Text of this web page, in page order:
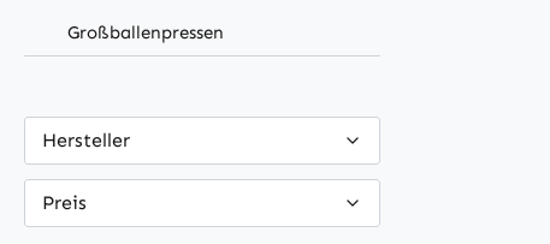
Großballenpressen
Hersteller
Preis